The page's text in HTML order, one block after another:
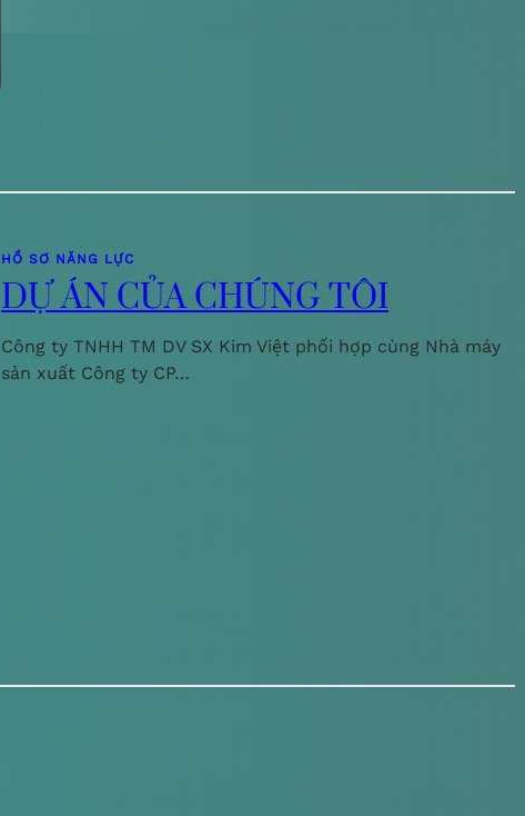
HỒ SƠ NĂNG LỰC
DỰ ÁN CỦA CHÚNG TÔI
Công ty TNHH TM DV SX Kim Việt phối hợp cùng Nhà máy
sản xuất Công ty CP…